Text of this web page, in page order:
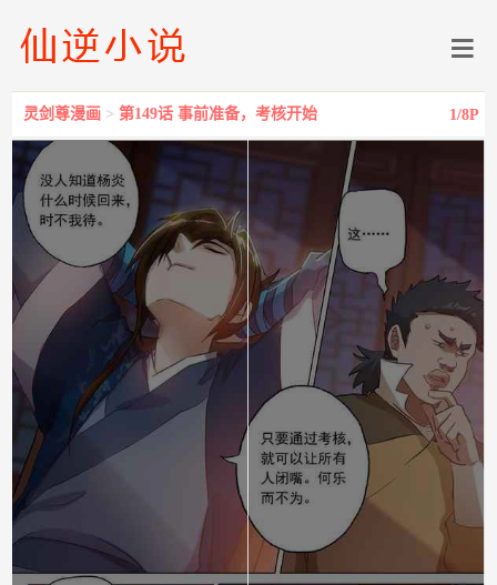
灵剑尊漫画 >第149话 事前准备，考核开始 1/8P